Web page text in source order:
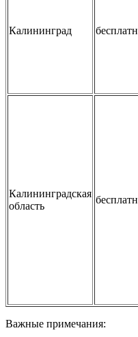
Калининград
Калининградская
область
Важные примечания: